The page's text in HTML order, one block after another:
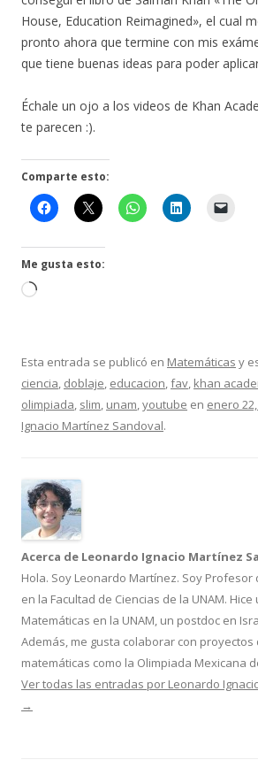
House, Education Reimagined», el cual
pronto ahora que termine con mis
que tiene buenas ideas para poder
Échale un ojo a los videos de Khan
te parecen :).
Comparte esto:
Me gusta esto:
Cargando...
Esta entrada se publicó en Matemáticas y
ciencia, doblaje, educacion,fav, khan
olimpiada, slim, unam,youtube en enero
Ignacio Martínez Sandoval.
Acerca de Leonardo Ignacio Martínez
Hola. Soy Leonardo Martínez. Soy Profesor
en la Facultad de Ciencias de la UNAM.
Matemáticas en la UNAM, un postdoc en
Además, me gusta colaborar con
matemáticas como la Olimpiada Mexicana
Ver todas las entradas por Leonardo
→